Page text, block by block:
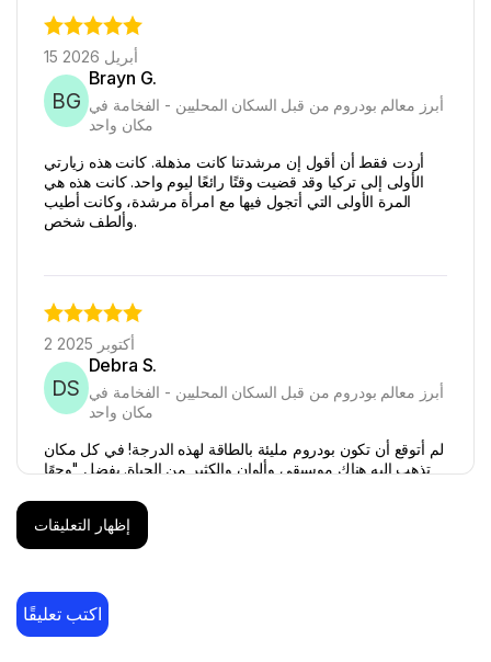
15 أبريل 2026
BG
Brayn G.
أبرز معالم بودروم من قبل السكان المحليين - الفخامة في
مكان واحد
أردت فقط أن أقول إن مرشدتنا كانت مذهلة. كانت هذه زيارتي
الأولى إلى تركيا وقد قضيت وقتًا رائعًا ليوم واحد. كانت هذه هي
المرة الأولى التي أتجول فيها مع امرأة مرشدة، وكانت أطيب
وألطف شخص.
2 أكتوبر 2025
DS
Debra S.
أبرز معالم بودروم من قبل السكان المحليين - الفخامة في
مكان واحد
لم أتوقع أن تكون بودروم مليئة بالطاقة لهذه الدرجة! في كل مكان
تذهب إليه هناك موسيقى وألوان والكثير من الحياة. بفضل "وجهًا
المرشد ممتعًا، والمجموعة مليئة بالطاقة الإيجابية، وكل محطة
كانت لها حماسها الخاص. لم يكن مجرد جولة، بل كان كأننا انضممنا
إظهار التعليقات
اكتب تعليقًا